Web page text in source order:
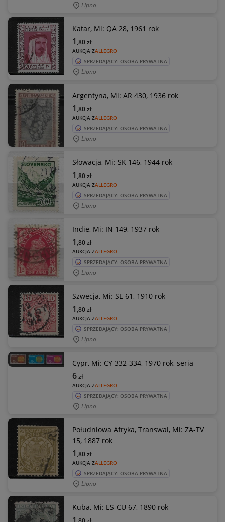
Lipno
Katar, Mi: QA 28, 1961 rok
AUKCJA ZALLEGRO
1 ,80zł
SPRZEDAJĄCY: OSOBA PRYWATNA
Lipno
Argentyna, Mi: AR 430, 1936 rok
AUKCJA ZALLEGRO
1 ,80zł
SPRZEDAJĄCY: OSOBA PRYWATNA
Lipno
Słowacja, Mi: SK 146, 1944 rok
AUKCJA ZALLEGRO
1 ,80zł
SPRZEDAJĄCY: OSOBA PRYWATNA
Lipno
Indie, Mi: IN 149, 1937 rok
AUKCJA ZALLEGRO
1 ,80zł
SPRZEDAJĄCY: OSOBA PRYWATNA
Lipno
Szwecja, Mi: SE 61, 1910 rok
AUKCJA ZALLEGRO
1 ,80zł
SPRZEDAJĄCY: OSOBA PRYWATNA
Lipno
Cypr, Mi: CY 332-334, 1970 rok, seria
AUKCJA ZALLEGRO
6zł
SPRZEDAJĄCY: OSOBA PRYWATNA
Lipno
Południowa Afryka, Transwal, Mi: ZA-TV
15, 1887 rok
AUKCJA ZALLEGRO
1 ,80zł
SPRZEDAJĄCY: OSOBA PRYWATNA
Lipno
Kuba, Mi: ES-CU 67, 1890 rok